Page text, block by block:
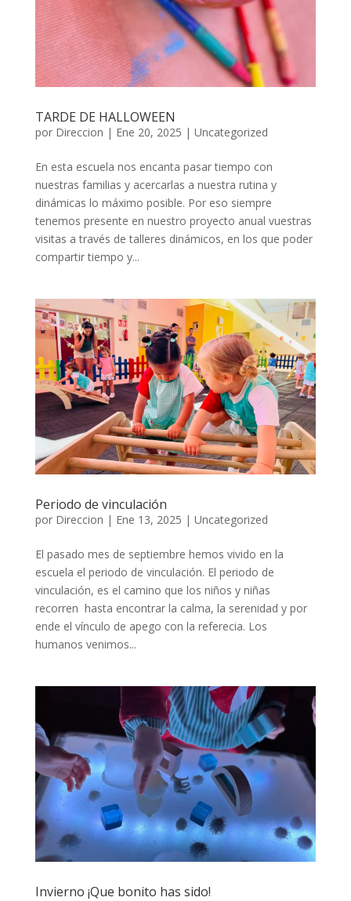
TARDE DE HALLOWEEN
por Direccion | Ene 20, 2025 | Uncategorized
En esta escuela nos encanta pasar tiempo con
nuestras familias y acercarlas a nuestra rutina y
dinámicas lo máximo posible. Por eso siempre
tenemos presente en nuestro proyecto anual vuestras
visitas a través de talleres dinámicos, en los que poder
compartir tiempo y...
Periodo de vinculación
por Direccion | Ene 13, 2025 | Uncategorized
El pasado mes de septiembre hemos vivido en la
escuela el periodo de vinculación. El periodo de
vinculación, es el camino que los niños y niñas
recorren hasta encontrar la calma, la serenidad y por
ende el vínculo de apego con la referecia. Los
humanos venimos...
Invierno ¡Que bonito has sido!